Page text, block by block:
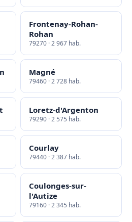
Frontenay-Rohan-
Rohan
79270 · 2 967 hab.
Magné
79460 · 2 728 hab.
Loretz-d'Argenton
79290 · 2 575 hab.
Courlay
79440 · 2 387 hab.
Coulonges-sur-
l'Autize
79160 · 2 345 hab.